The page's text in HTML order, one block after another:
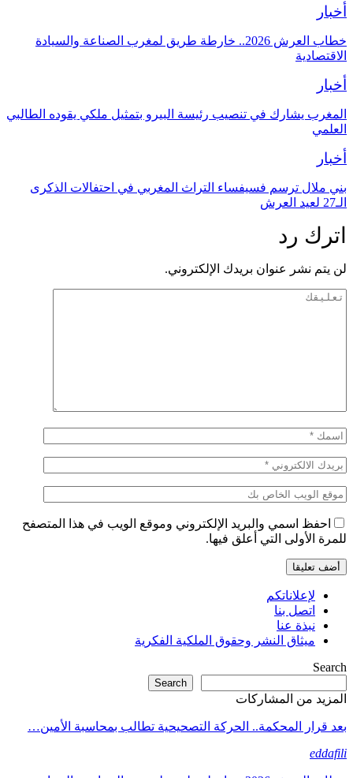
أخبار
خطاب العرش 2026.. خارطة طريق لمغرب الصناعة والسيادة
الاقتصادية
أخبار
المغرب يشارك في تنصيب رئيسة البيرو بتمثيل ملكي يقوده الطالبي
العلمي
أخبار
بني ملال ترسم فسيفساء التراث المغربي في احتفالات الذكرى
الـ27 لعيد العرش
اترك رد
لن يتم نشر عنوان بريدك الإلكتروني.
احفظ اسمي والبريد الإلكتروني وموقع الويب في هذا المتصفح
للمرة الأولى التي أعلق فيها.
لإعلاناتكم
اتصل بنا
نبذة عنا
ميثاق النشر وحقوق الملكية الفكرية
Search
Search
المزيد من المشاركات
بعد قرار المحكمة.. الحركة التصحيحية تطالب بمحاسبة الأمين…
eddafili